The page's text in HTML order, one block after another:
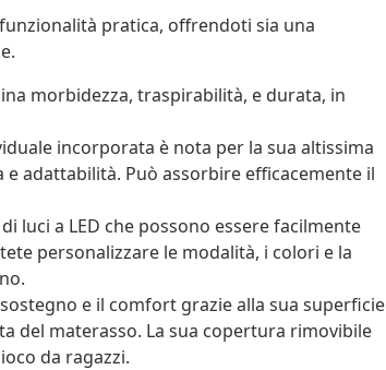
pratica, offrendoti sia una
morbidezza, traspirabilità, e durata, in
incorporata è nota per la sua altissima
adattabilità. Può assorbire efficacemente il
luci a LED che possono essere facilmente
personalizzare le modalità, i colori e la
e il comfort grazie alla sua superficie
del materasso. La sua copertura rimovibile
da ragazzi.